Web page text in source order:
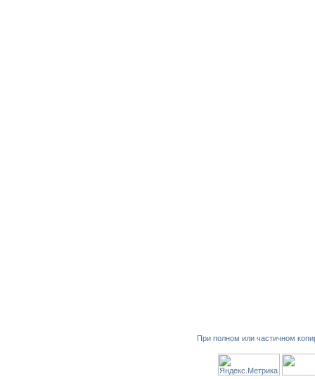
При полном или частичном